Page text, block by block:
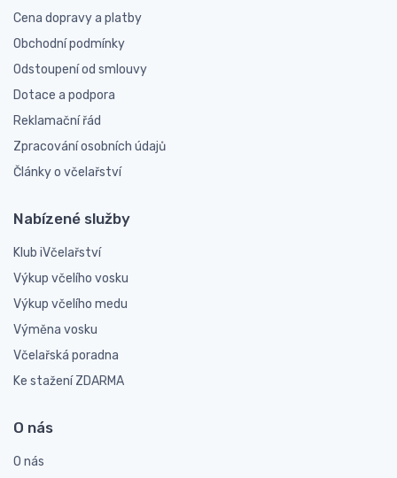
Cena dopravy a platby
Obchodní podmínky
Odstoupení od smlouvy
Dotace a podpora
Reklamační řád
Zpracování osobních údajů
Články o včelařství
Nabízené služby
Klub iVčelařství
Výkup včelího vosku
Výkup včelího medu
Výměna vosku
Včelařská poradna
Ke stažení ZDARMA
O nás
O nás